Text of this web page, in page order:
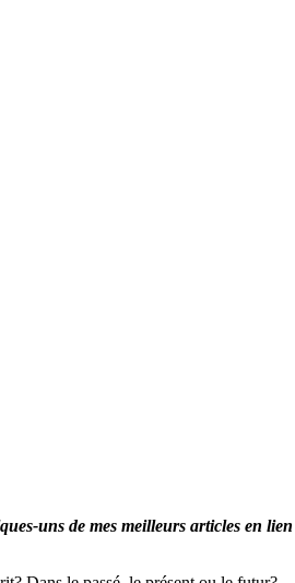
uns de mes meilleurs articles en